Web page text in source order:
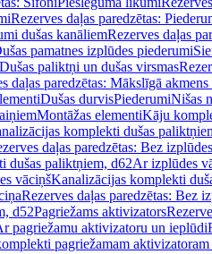
Rezerves daļas paredzētas:
dušas kanāliemRezerves daļas
pamatnes izplūdes piederumi
Dušas paliktņi un dušas virsmas
daļas paredzētas: Mākslīgā akmens
Dušas durvisPiederumiNišas
Montāžas elementiKāju
komplekti dušas
daļas paredzētas: Bez
dušas paliktņiem, d62Ar izplūdes
vāciņšKanalizācijas komplekti
Rezerves daļas paredzētas: Bez
d52Pagriežams aktivizators
pagriežamu aktivizatoru un ieplūdi
pagriežamam